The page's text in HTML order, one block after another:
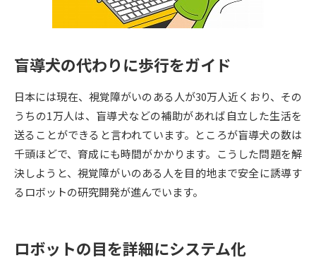
大学入学共通テスト「受験上の
配慮案内」の請求
高等学校卒業程度認定試験
幼稚園教員資格認定試験 小学校教員資格認定試験
高等学校（情報）教員資格認定
試験
大学研究 大学検索
新増設大学・学部・学科特集
国際・グローバルに強い大学特
集
盲導犬の代わりに歩行をガイド
日本には現在、視覚障がいのある人が30万人近くおり、その
うちの1万人は、盲導犬などの補助があれば自立した生活を
送ることができると言われています。ところが盲導犬の数は
千頭ほどで、育成にも時間がかかります。こうした問題を解
決しようと、視覚障がいのある人を目的地まで安全に誘導す
るロボットの研究開発が進んでいます。
ロボットの目を詳細にシステム化